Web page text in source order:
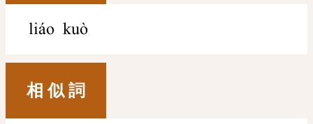
liáo kuò
相 似 詞